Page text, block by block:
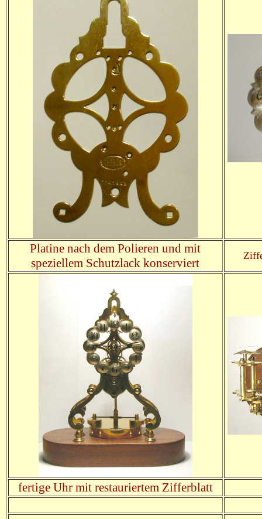
Platine nach dem Polierenund mit
speziellem Schutzlack konserviert
fertige Uhr mit restauriertem Zifferblatt